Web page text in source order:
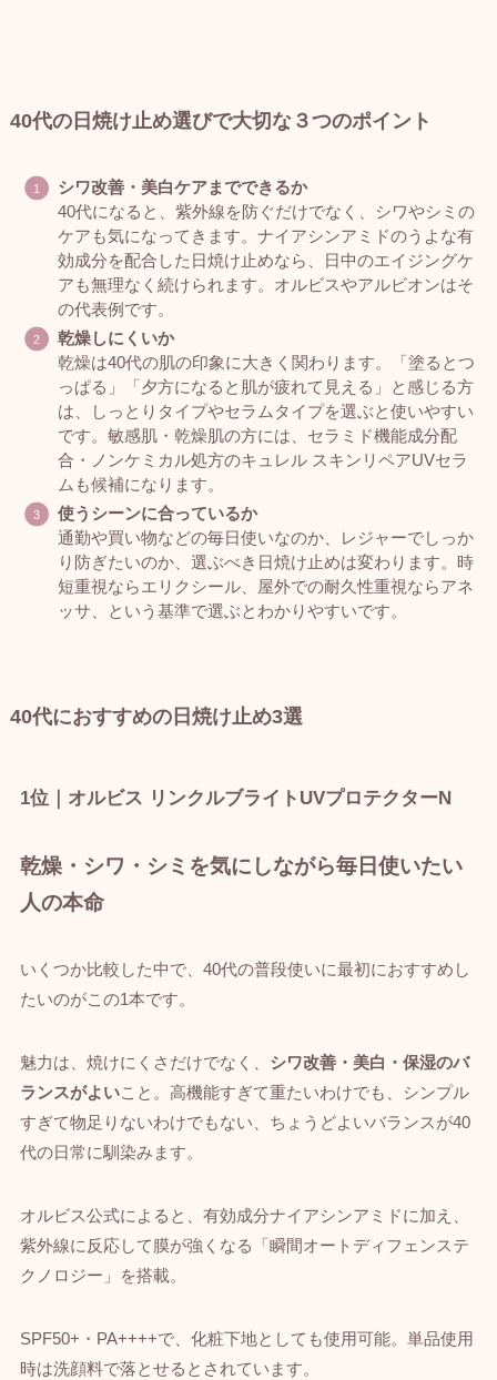
40代の日焼け止め選びで大切な３つのポイント
シワ改善・美白ケアまでできるか
40代になると、紫外線を防ぐだけでなく、シワやシミの
ケアも気になってきます。ナイアシンアミドのうよな有
効成分を配合した日焼け止めなら、日中のエイジングケ
アも無理なく続けられます。オルビスやアルビオンはそ
の代表例です。
乾燥しにくいか
乾燥は40代の肌の印象に大きく関わります。「塗るとつ
っぱる」「夕方になると肌が疲れて見える」と感じる方
は、しっとりタイプやセラムタイプを選ぶと使いやすい
です。敏感肌・乾燥肌の方には、セラミド機能成分配
合・ノンケミカル処方のキュレル スキンリペアUVセラ
ムも候補になります。
使うシーンに合っているか
通勤や買い物などの毎日使いなのか、レジャーでしっか
り防ぎたいのか、選ぶべき日焼け止めは変わります。時
短重視ならエリクシール、屋外での耐久性重視ならアネ
ッサ、という基準で選ぶとわかりやすいです。
40代におすすめの日焼け止め3選
1位｜オルビス リンクルブライトUVプロテクターN
乾燥・シワ・シミを気にしながら毎日使いたい
人の本命
いくつか比較した中で、40代の普段使いに最初におすすめし
たいのがこの1本です。
魅力は、焼けにくさだけでなく、 シワ改善・美白・保湿のバ
ランスがよいこと。高機能すぎて重たいわけでも、シンプル
すぎて物足りないわけでもない、ちょうどよいバランスが40
代の日常に馴染みます。
オルビス公式によると、有効成分ナイアシンアミドに加え、
紫外線に反応して膜が強くなる「瞬間オートディフェンステ
クノロジー」を搭載。
SPF50+・PA++++で、化粧下地としても使用可能。単品使用
時は洗顔料で落とせるとされています。